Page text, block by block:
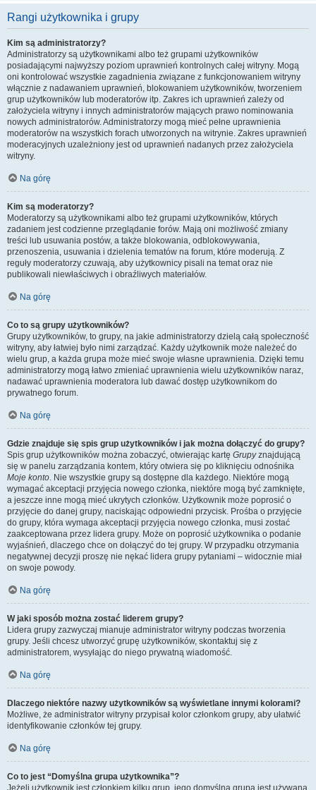
Rangi użytkownika i grupy
Kim są administratorzy?
Administratorzy są użytkownikami albo też grupami użytkowników
posiadającymi najwyższy poziom uprawnień kontrolnych całej witryny. Mogą
oni kontrolować wszystkie zagadnienia związane z funkcjonowaniem witryny
włącznie z nadawaniem uprawnień, blokowaniem użytkowników, tworzeniem
grup użytkowników lub moderatorów itp. Zakres ich uprawnień zależy od
założyciela witryny i innych administratorów mających prawo nominowania
nowych administratorów. Administratorzy mogą mieć pełne uprawnienia
moderatorów na wszystkich forach utworzonych na witrynie. Zakres uprawnień
moderacyjnych uzależniony jest od uprawnień nadanych przez założyciela
witryny.
Na górę
Kim są moderatorzy?
Moderatorzy są użytkownikami albo też grupami użytkowników, których
zadaniem jest codzienne przeglądanie forów. Mają oni możliwość zmiany
treści lub usuwania postów, a także blokowania, odblokowywania,
przenoszenia, usuwania i dzielenia tematów na forum, które moderują. Z
reguły moderatorzy czuwają, aby użytkownicy pisali na temat oraz nie
publikowali niewłaściwych i obraźliwych materiałów.
Na górę
Co to są grupy użytkowników?
Grupy użytkowników, to grupy, na jakie administratorzy dzielą całą społeczność
witryny, aby łatwiej było nimi zarządzać. Każdy użytkownik może należeć do
wielu grup, a każda grupa może mieć swoje własne uprawnienia. Dzięki temu
administratorzy mogą łatwo zmieniać uprawnienia wielu użytkowników naraz,
nadawać uprawnienia moderatora lub dawać dostęp użytkownikom do
prywatnego forum.
Na górę
Gdzie znajduje się spis grup użytkowników i jak można dołączyć do grupy?
Spis grup użytkowników można zobaczyć, otwierając kartę Grupyznajdującą
się w panelu zarządzania kontem, który otwiera się po kliknięciu odnośnika
Moje konto. Nie wszystkie grupy są dostępne dla każdego. Niektóre mogą
wymagać akceptacji przyjęcia nowego członka, niektóre mogą być zamknięte,
a jeszcze inne mogą mieć ukrytych członków. Użytkownik może poprosić o
przyjęcie do danej grupy, naciskając odpowiedni przycisk. Prośba o przyjęcie
do grupy, która wymaga akceptacji przyjęcia nowego członka, musi zostać
zaakceptowana przez lidera grupy. Może on poprosić użytkownika o podanie
wyjaśnień, dlaczego chce on dołączyć do tej grupy. W przypadku otrzymania
negatywnej decyzji proszę nie nękać lidera grupy pytaniami – widocznie miał
on swoje powody.
Na górę
W jaki sposób można zostać liderem grupy?
Lidera grupy zazwyczaj mianuje administrator witryny podczas tworzenia
grupy. Jeśli chcesz utworzyć grupę użytkowników, skontaktuj się z
administratorem, wysyłając do niego prywatną wiadomość.
Na górę
Dlaczego niektóre nazwy użytkowników są wyświetlane innymi kolorami?
Możliwe, że administrator witryny przypisał kolor członkom grupy, aby ułatwić
identyfikowanie członków tej grupy.
Na górę
Co to jest “Domyślna grupa użytkownika”?
Jeżeli użytkownik jest członkiem kilku grup, jego domyślna grupa jest używana